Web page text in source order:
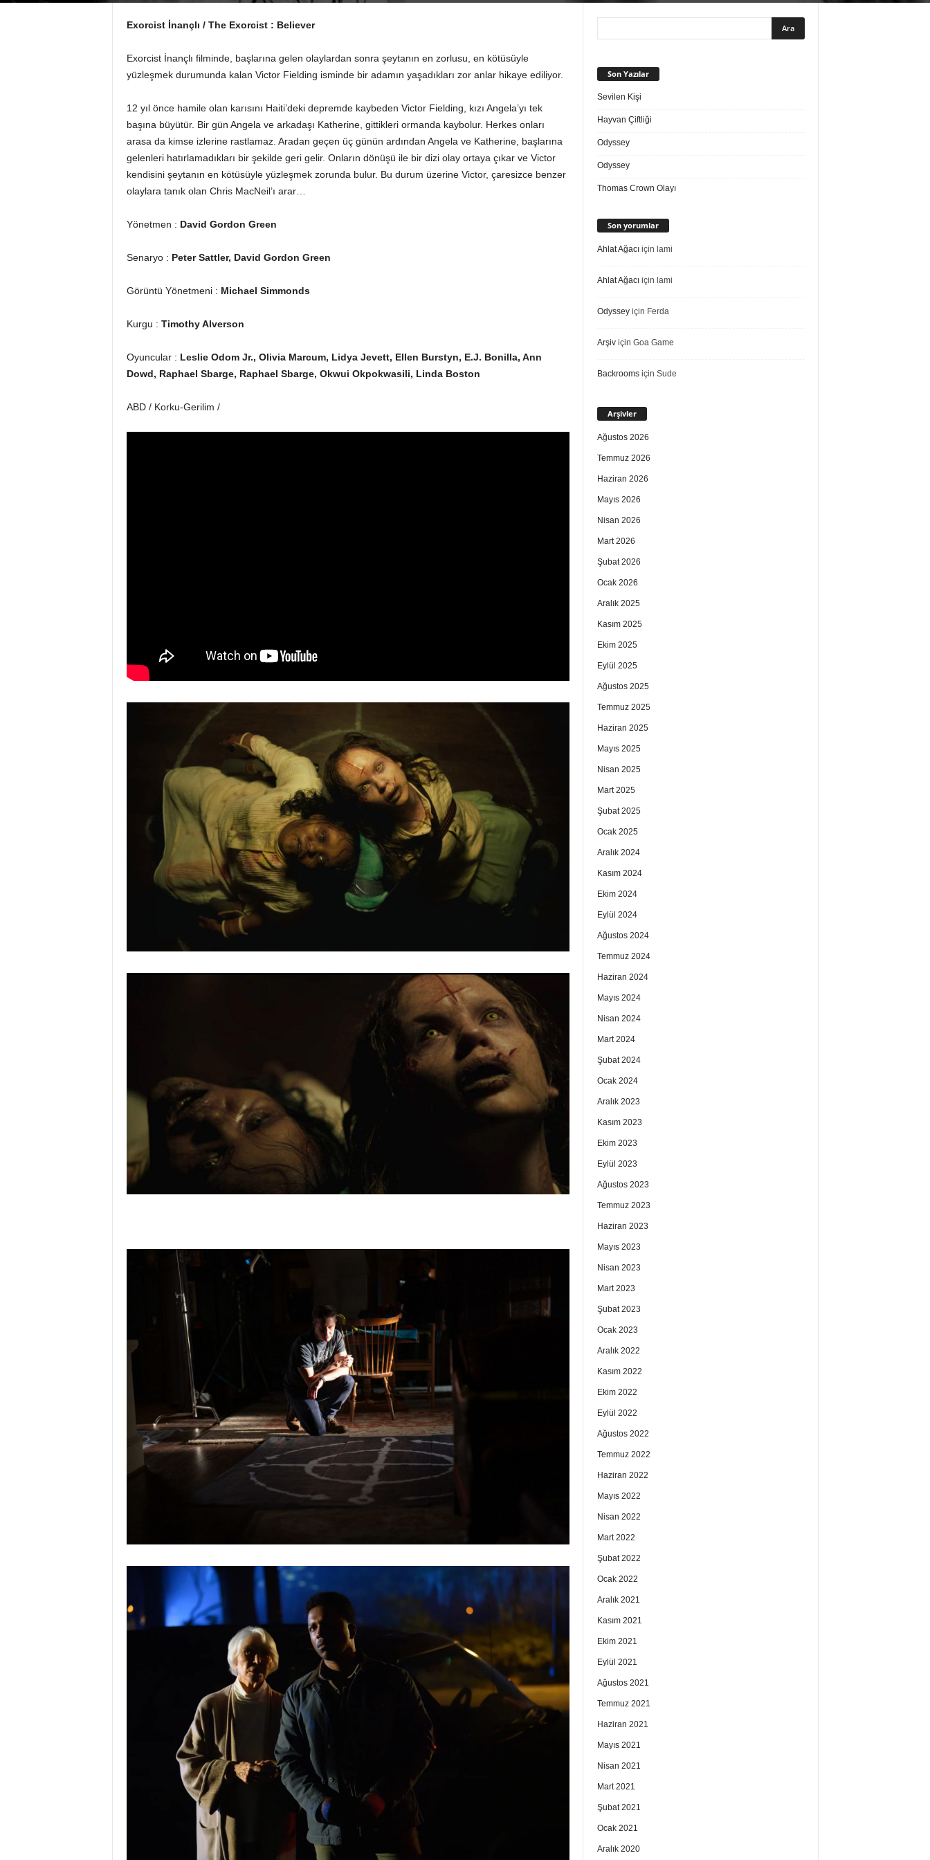
Exorcist İnançlı / The Exorcist : Believer
Exorcist İnançlı filminde, başlarına gelen olaylardan sonra şeytanın en zorlusu, en kötüsüyle
yüzleşmek durumunda kalan Victor Fielding isminde bir adamın yaşadıkları zor anlar hikaye ediliyor.
12 yıl önce hamile olan karısını Haiti’deki depremde kaybeden Victor Fielding, kızı Angela’yı tek
başına büyütür. Bir gün Angela ve arkadaşı Katherine, gittikleri ormanda kaybolur. Herkes onları
arasa da kimse izlerine rastlamaz. Aradan geçen üç günün ardından Angela ve Katherine, başlarına
gelenleri hatırlamadıkları bir şekilde geri gelir. Onların dönüşü ile bir dizi olay ortaya çıkar ve Victor
kendisini şeytanın en kötüsüyle yüzleşmek zorunda bulur. Bu durum üzerine Victor, çaresizce benzer
olaylara tanık olan Chris MacNeil’ı arar…
Yönetmen : David Gordon Green
Senaryo : Peter Sattler, David Gordon Green
Görüntü Yönetmeni : Michael Simmonds
Kurgu : Timothy Alverson
Oyuncular : Leslie Odom Jr., Olivia Marcum, Lidya Jevett, Ellen Burstyn, E.J. Bonilla, Ann
Dowd, Raphael Sbarge, Raphael Sbarge, Okwui Okpokwasili, Linda Boston
ABD / Korku-Gerilim /
Son Yazılar
Sevilen Kişi
Hayvan Çiftliği
Odyssey
Odyssey
Thomas Crown Olayı
Son yorumlar
Ahlat Ağacıiçin lami
Ahlat Ağacıiçin lami
Odysseyiçin Ferda
Arşiviçin Goa Game
Backroomsiçin Sude
Arşivler
Ağustos 2026
Temmuz 2026
Haziran 2026
Mayıs 2026
Nisan 2026
Mart 2026
Şubat 2026
Ocak 2026
Aralık 2025
Kasım 2025
Ekim 2025
Eylül 2025
Ağustos 2025
Temmuz 2025
Haziran 2025
Mayıs 2025
Nisan 2025
Mart 2025
Şubat 2025
Ocak 2025
Aralık 2024
Kasım 2024
Ekim 2024
Eylül 2024
Ağustos 2024
Temmuz 2024
Haziran 2024
Mayıs 2024
Nisan 2024
Mart 2024
Şubat 2024
Ocak 2024
Aralık 2023
Kasım 2023
Ekim 2023
Eylül 2023
Ağustos 2023
Temmuz 2023
Haziran 2023
Mayıs 2023
Nisan 2023
Mart 2023
Şubat 2023
Ocak 2023
Aralık 2022
Kasım 2022
Ekim 2022
Eylül 2022
Ağustos 2022
Temmuz 2022
Haziran 2022
Mayıs 2022
Nisan 2022
Mart 2022
Şubat 2022
Ocak 2022
Aralık 2021
Kasım 2021
Ekim 2021
Eylül 2021
Ağustos 2021
Temmuz 2021
Haziran 2021
Mayıs 2021
Nisan 2021
Mart 2021
Şubat 2021
Ocak 2021
Aralık 2020